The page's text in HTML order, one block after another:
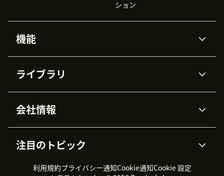
ション
機能
Zendesk AI
高度なデータプライバシーと
データ保護
ナレッジベース
ワークフォースマネジメント
ライブラリ
APIと開発者向け情報
AI研究
イベント情報
導入事例
会社情報
採用情報
インクルージョン＆ビロンギ
注目のトピック
CX Trends 2026 製品のアップデート情報
利用規約プライバシー通知Cookie通知Cookie 設定